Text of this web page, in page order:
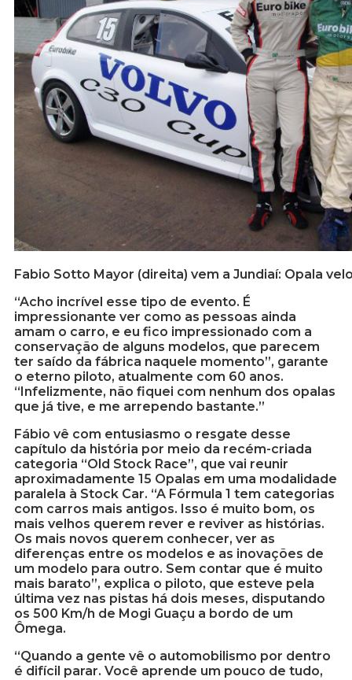
Fabio Sotto Mayor (direita) vem a Jundiaí: Opala
“Acho incrível esse tipo de evento. É
impressionante ver como as pessoas ainda
amam o carro, e eu fico impressionado com a
conservação de alguns modelos, que parecem
ter saído da fábrica naquele momento”, garante
o eterno piloto, atualmente com 60 anos.
“Infelizmente, não fiquei com nenhum dos opalas
que já tive, e me arrependo bastante.”
Fábio vê com entusiasmo o resgate desse
capítulo da história por meio da recém-criada
categoria “Old Stock Race”, que vai reunir
aproximadamente 15 Opalas em uma modalidade
paralela à Stock Car. “A Fórmula 1 tem categorias
com carros mais antigos. Isso é muito bom, os
mais velhos querem rever e reviver as histórias.
Os mais novos querem conhecer, ver as
diferenças entre os modelos e as inovações de
um modelo para outro. Sem contar que é muito
mais barato”, explica o piloto, que esteve pela
última vez nas pistas há dois meses, disputando
os 500 Km/h de Mogi Guaçu a bordo de um
Ômega.
“Quando a gente vê o automobilismo por dentro
é difícil parar. Você aprende um pouco de tudo,